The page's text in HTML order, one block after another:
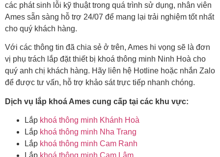
các phát sinh lỗi kỹ thuật trong quá trình sử dụng, nhân viên
Ames sẵn sàng hỗ trợ 24/07 để mang lại trải nghiệm tốt nhất
cho quý khách hàng.
Với các thông tin đã chia sẻ ở trên, Ames hi vọng sẽ là đơn
vị phụ trách lắp đặt thiết bị khoá thông minh Ninh Hoà cho
quý anh chị khách hàng. Hãy liên hệ Hotline hoặc nhắn Zalo
để được tư vấn, hỗ trợ khảo sát trực tiếp nhanh chóng.
Dịch vụ lắp khoá Ames cung cấp tại các khu vực:
Lắp khoá thông minh Khánh Hoà
Lắp khoá thông minh Nha Trang
Lắp khoá thông minh Cam Ranh